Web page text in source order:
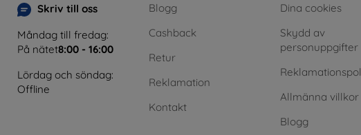
Skriv till oss
Måndag till fredag:
På nätet8:00 - 16:00
Lördag och söndag:
Offline
Blogg
Cashback
Retur
Reklamation
Kontakt
Dina cookies
Skydd av
personuppgifter
Allmänna villkor
Blogg